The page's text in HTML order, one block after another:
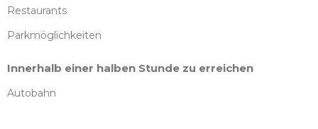
Restaurants
Parkmöglichkeiten
Innerhalb einer halben Stunde zu erreichen
Autobahn